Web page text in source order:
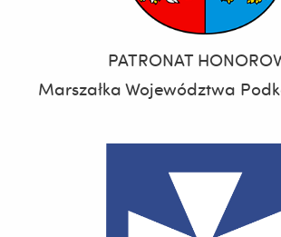
PATRONAT
Marszałka Województwa